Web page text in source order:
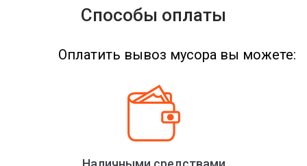
Способы оплаты
Оплатить вывоз мусора вы можете: